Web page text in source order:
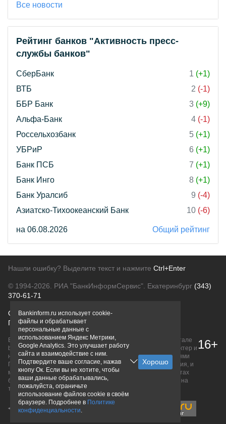
Все новости
Рейтинг банков "Активность пресс-
службы банков"
СберБанк 1 (+1)
ВТБ
2 (-1)
ББР Банк
3 (+9)
Альфа-Банк
4 (-1)
Россельхозбанк
5 (+1)
УБРиР
6 (+1)
Банк ПСБ
7 (+1)
Банк Инго
8 (+1)
Банк Уралсиб
9 (-4)
Азиатско-Тихоокеанский Банк
10 (-6)
на 06.08.2026 Общий рейтинг
Нашли ошибку? Выделите текст и нажмите Ctrl+Enter
© 1994-2026. РИА "БанкИнформСервис". Екатеринбург (343)
370-61-71
О проектеПолитика конфиденциальности
Правовая информацияДля рекламодателей
Вся информация о продуктах банков, размещенная на портале
bankinform.ru, носит исключительно ознакомительный характер и
не является публичной офертой, определяемой положениями
ГК РФ. Информация не содержит точного и полного описания, и
может быть изменена. Конечные условия уточняйте на сайтах
банков или при личном обращении. Исключительное право на
товарные знаки принадлежит их правообладателям.
16+
Bankinform.ru использует cookie-
файлы и обрабатывает
персональные данные с
использованием Яндекс Метрики,
Google Analytics. Это улучшает работу
сайта и взаимодействие с ним.
Подтвердите ваше согласие, нажав
кнопу Ок. Если вы не хотите, чтобы
ваши данные обрабатывались,
пожалуйста, ограничьте
использование файлов cookie в своём
браузере. Подробнее в Политике
конфиденциальности.